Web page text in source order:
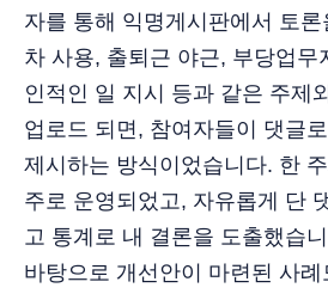
자를 통해 익명게시판에서 토
차 사용, 출퇴근 야근, 부당업무
인적인 일 지시 등과 같은 주제
업로드 되면, 참여자들이 댓글
제시하는 방식이었습니다. 한
주로 운영되었고, 자유롭게 단
고 통계로 내 결론을 도출했습
바탕으로 개선안이 마련된 사례